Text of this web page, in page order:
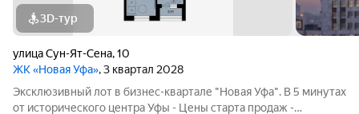
3D-тур
улица Сун-Ят-Сена,10
ЖК «Новая Уфа», 3 квартал 2028
Эксклюзивный лот в бизнес-квартале "Новая Уфа". В 5 минутах
от исторического центpа Уфы - Цены старта продаж -